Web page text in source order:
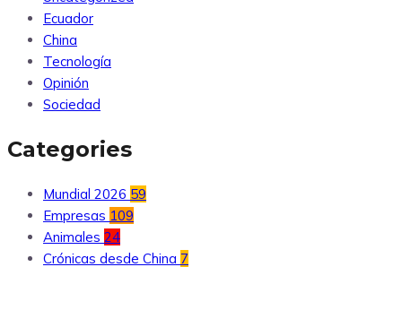
Ecuador
China
Tecnología
Opinión
Sociedad
Categories
Mundial 2026 59
Empresas 109
Animales 24
Crónicas desde China 7